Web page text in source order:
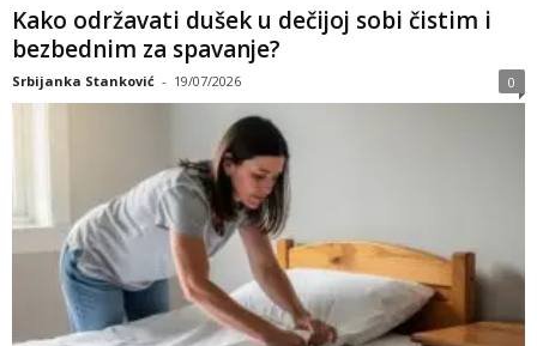
Kako održavati dušek u dečijoj sobi čistim i
bezbednim za spavanje?
Srbijanka Stanković - 19/07/2026 0